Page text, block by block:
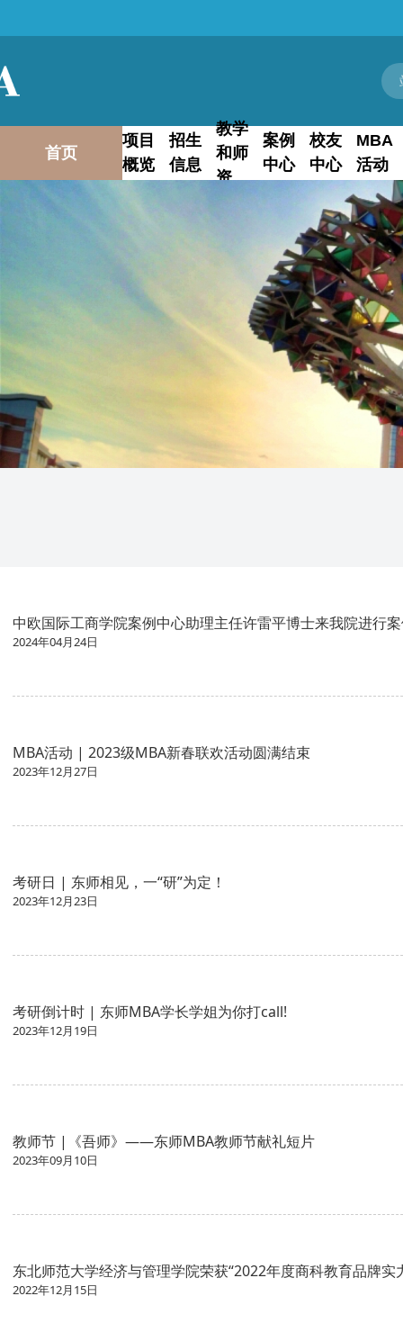
首页
项目
概览
招生
信息
教学
和师
资
案例
中心
校友
中心
MBA
活动
中欧国际工商学院案例中心助理主任许雷平博士来我院进行
2024年04月24日
MBA活动 | 2023级MBA新春联欢活动圆满结束
2023年12月27日
考研日 | 东师相见，一“研”为定！
2023年12月23日
考研倒计时 | 东师MBA学长学姐为你打call!
2023年12月19日
教师节 |《吾师》——东师MBA教师节献礼短片
2023年09月10日
东北师范大学经济与管理学院荣获“2022年度商科教育品牌实
2022年12月15日